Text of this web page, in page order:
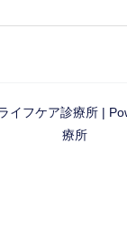
イフケア診療所 |
療所